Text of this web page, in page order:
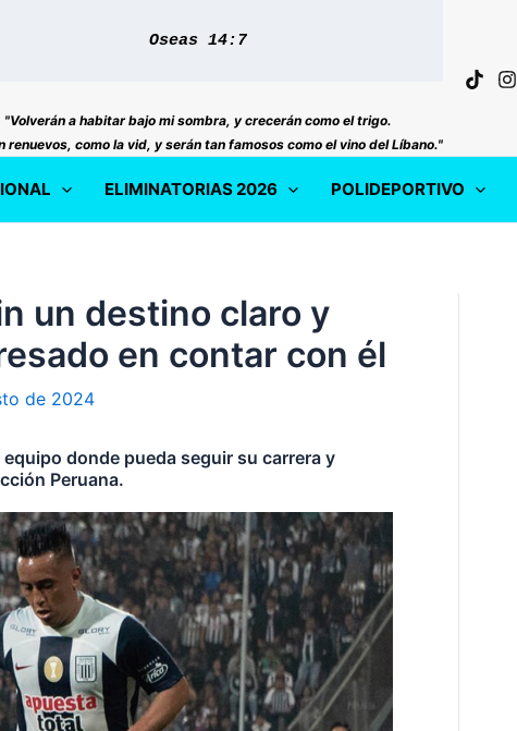
Oseas 14:7
"Volverán a habitar bajo mi sombra, y crecerán como el trigo.
renuevos, como la vid, y serán tan famosos como el vino del Líbano."
ELIMINATORIAS 2026 POLIDEPORTIVO
un destino claro y
en contar con él
de 2024
donde pueda seguir su carrera y
Peruana.